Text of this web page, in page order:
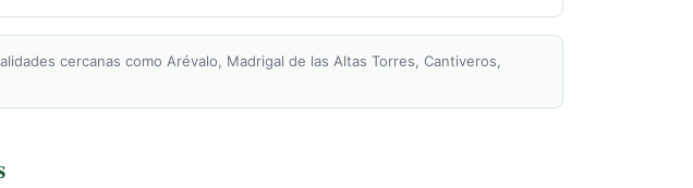
cercanas como Arévalo, Madrigal de las Altas Torres, Cantiveros,